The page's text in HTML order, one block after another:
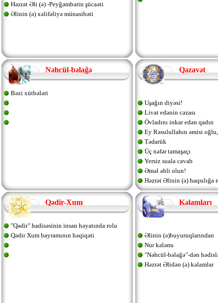
Həzrət Əli (ə) -Peyğəmbərin şücaəti
Әlinin (ə) xəlifəliyə münasibəti
Nəhcül-bəlağə
Bəzi xütbələri
Qəzavət
Uşağın diyəsi!
Livat edənin cəzası
Övladını inkar edən qadın
Ey Rəsulullahın əmisi
Tədarük
Üç nəfər tamaşaçı
Yersiz suala cavab
Əməl əhli olun!
Həzrət Əlinin (ə) haqsılığa
Yasa düşənə başsağlığı
Həzrət Əlinin (ə) kəlamı
Qədir-Xum
"Qədir" hadisəsinin insan həyatında rolu
Qədir Xum bayramının həqiqəti
Kəlamları
Əlinin (ə)buyuruqlarından
Nur kələmı
"Nəhcül-bəlağə"-dən
Həzrət Əlidən (ə) kəlamlar